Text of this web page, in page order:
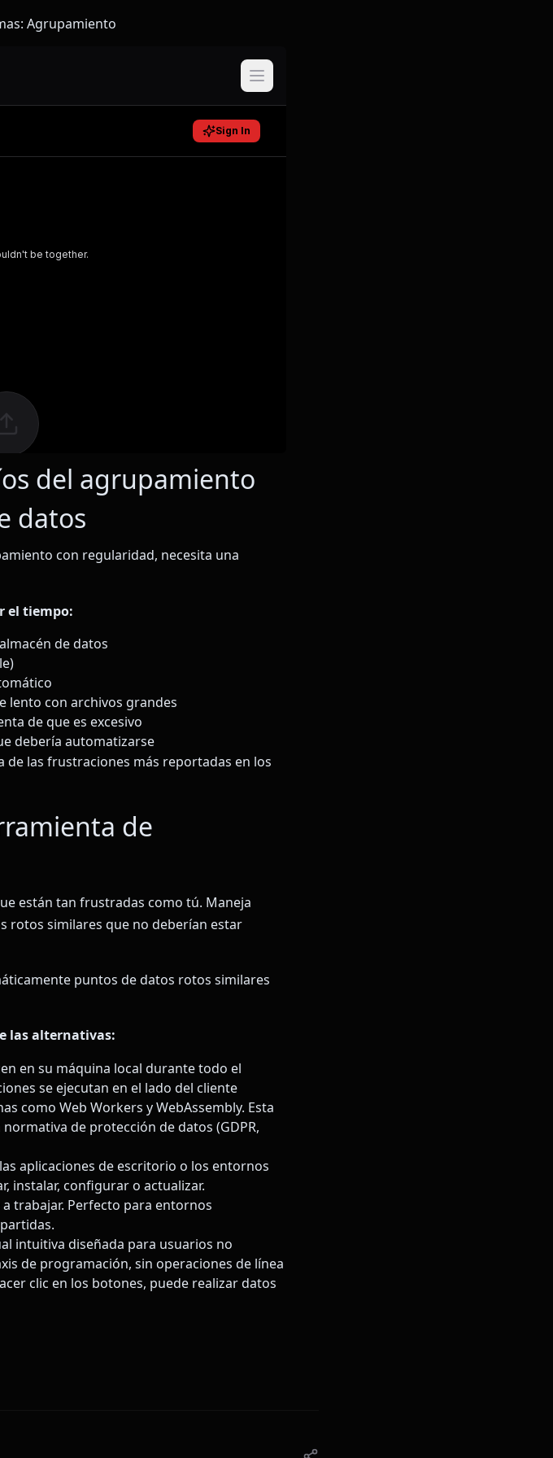
Agrupamiento
del agrupamiento
datos
con regularidad, necesita una
el tiempo:
de datos
lento con archivos grandes
de que es excesivo
debería automatizarse
de las frustraciones más reportadas en los
de
están tan frustradas como tú. Maneja
rotos similares que no deberían estar
puntos de datos rotos similares
las alternativas:
en su máquina local durante todo el
se ejecutan en el lado del cliente
como Web Workers y WebAssembly. Esta
de protección de datos (GDPR,
aplicaciones de escritorio o los entornos
instalar, configurar o actualizar.
trabajar. Perfecto para entornos
intuitiva diseñada para usuarios no
de programación, sin operaciones de línea
clic en los botones, puede realizar datos